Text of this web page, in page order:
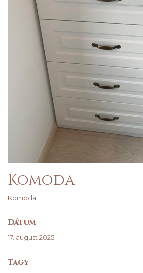
Komoda
Komoda
Dátum
17. august 2025
Tagy